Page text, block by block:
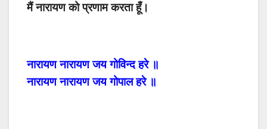
मैं नारायण को प्रणाम करता हूँ।
नारायण नारायण जय गोविन्द हरे ॥
नारायण नारायण जय गोपाल हरे ॥